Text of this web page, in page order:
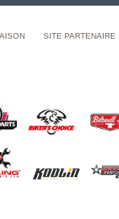
SITE PARTENAIRE